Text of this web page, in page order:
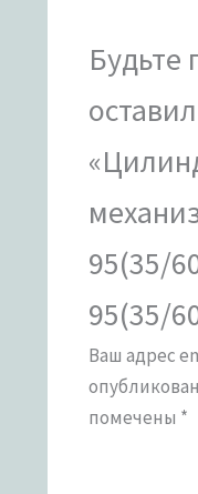
Будьте
95(35/
95(35/
Ваш адрес
помечены *